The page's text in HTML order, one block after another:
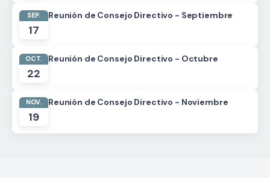
SEP.
17
Reunión de Consejo Directivo - Septiembre
OCT.
22
Reunión de Consejo Directivo - Octubre
NOV.
19
Reunión de Consejo Directivo - Noviembre